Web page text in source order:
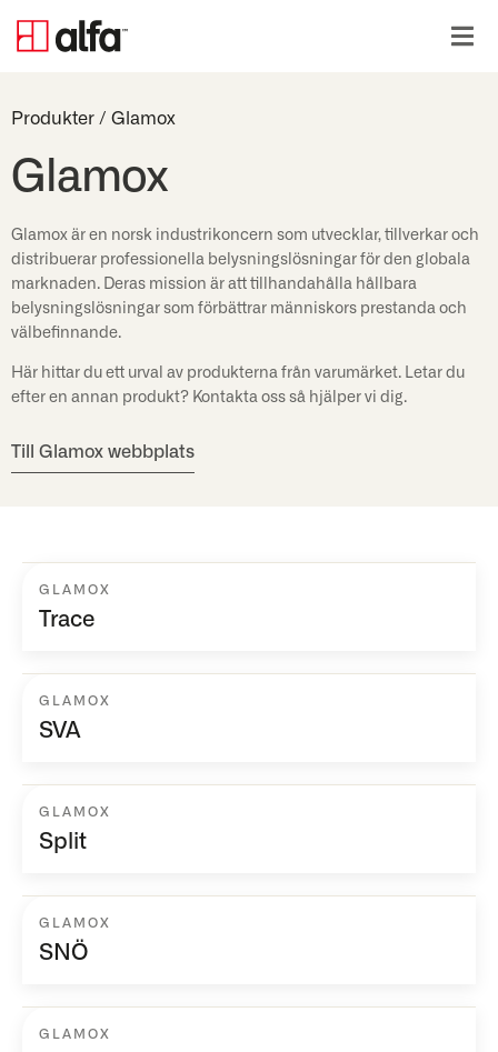
Produkter / Glamox
Glamox
Glamox är en norsk industrikoncern som utvecklar, tillverkar och
distribuerar professionella belysningslösningar för den globala
marknaden. Deras mission är att tillhandahålla hållbara
belysningslösningar som förbättrar människors prestanda och
välbefinnande.
Här hittar du ett urval av produkterna från varumärket. Letar du
efter en annan produkt? Kontakta oss så hjälper vi dig.
Till Glamox webbplats
GLAMOX
Trace
GLAMOX
SVA
GLAMOX
Split
GLAMOX
SNÖ
GLAMOX